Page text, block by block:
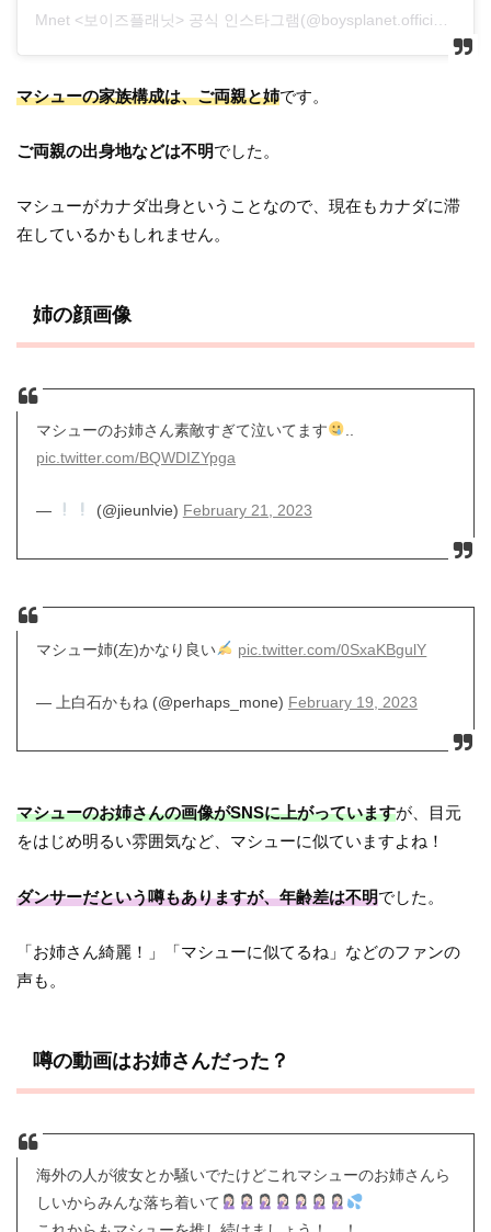
マシューの家族構成は、ご両親と姉です。
ご両親の出身地などは不明でした。
マシューがカナダ出身ということなので、現在もカナダに滞
在しているかもしれません。
姉の顔画像
マシューのお姉さん素敵すぎて泣いてます
pic.twitter.com/BQWDIZYpga
— (@jieunlvie) February 21, 2023
マシュー姉(左)かなり良い pic.twitter.com/0SxaKBgulY
— 上白石かもね (@perhaps_mone) February 19, 2023
マシューのお姉さんの画像がSNSに上がっていますが、目元
をはじめ明るい雰囲気など、マシューに似ていますよね！
ダンサーだという噂もありますが、年齢差は不明でした。
「お姉さん綺麗！」「マシューに似てるね」などのファンの
声も。
噂の動画はお姉さんだった？
海外の人が彼女とか騒いでたけどこれマシューのお姉さんら
しいからみんな落ち着いて